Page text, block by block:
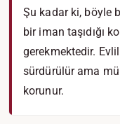
Şu kadar ki, böyle
bir iman taşıdığı
gerekmektedir.
sürdürülür ama
korunur.